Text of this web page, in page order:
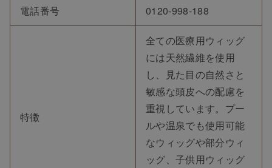
電話番号 0120-998-188
特徴
全ての医療用ウィッグ
には天然繊維を使用
し、見た目の自然さと
敏感な頭皮への配慮を
重視しています。プー
ルや温泉でも使用可能
なウィッグや部分ウィ
ッグ、子供用ウィッグ